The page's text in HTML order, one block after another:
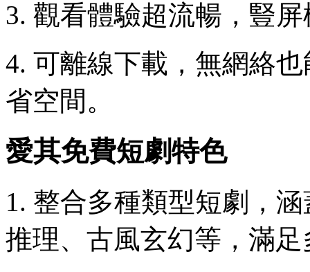
3. 觀看體驗超流暢，豎
4. 可離線下載，無網絡
省空間。
愛其免費短劇特色
1. 整合多種類型短劇，
推理、古風玄幻等，滿